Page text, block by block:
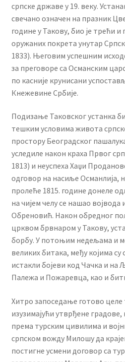
српске државе у 19. веку.
свечано означен на празник
године у Такову, био је трећи
оружаних покрета унутар
1833). Његовим успешним
за преговоре са Османским
по касније крунисани
Кнежевине Србије.
Подизање Таковског устанка
тешким условима живота
простору Београдског
уследиле након краха Првог
1813) и неуспеха Хаџи
одговор на насиље Османлија,
пролеће 1815. године донеле
на чијем челу се нашао
Обреновић. Након обредног
црквом брвнаром у Такову,
борбу. У потоњим недељама и
великих битака, међу којима су
истакли бојеви код Чачка и на
Палежа и Пожаревца, као и
Хитро запоседање готово
изузимајући утврђене
према турским цивилима и
српском вожду Милошу да
постигне усмени договор са